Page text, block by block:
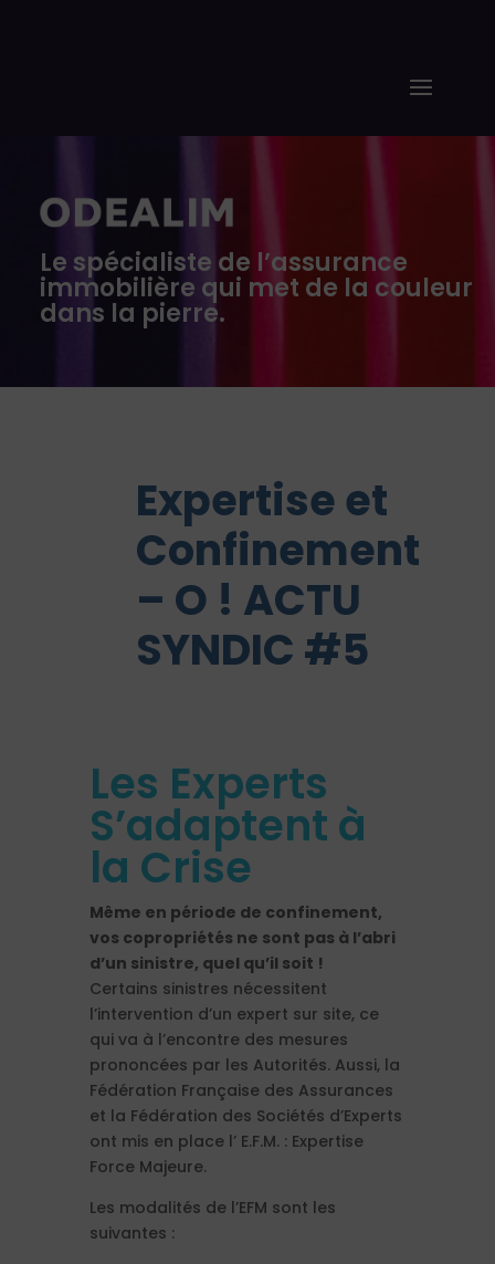
Le spécialiste de l’assurance
immobilière qui met de la couleur
dans la pierre.
Expertise et
Confinement
– O ! ACTU
SYNDIC #5
Les Experts
S’adaptent à
la Crise
Même en période de confinement,
vos copropriétés ne sont pas à l’abri
d’un sinistre, quel qu’il soit !
Certains sinistres nécessitent
l’intervention d’un expert sur site, ce
qui va à l’encontre des mesures
prononcées par les Autorités. Aussi, la
Fédération Française des Assurances
et la Fédération des Sociétés d’Experts
ont mis en place l’ E.F.M. : Expertise
Force Majeure.
Les modalités de l’EFM sont les
suivantes :